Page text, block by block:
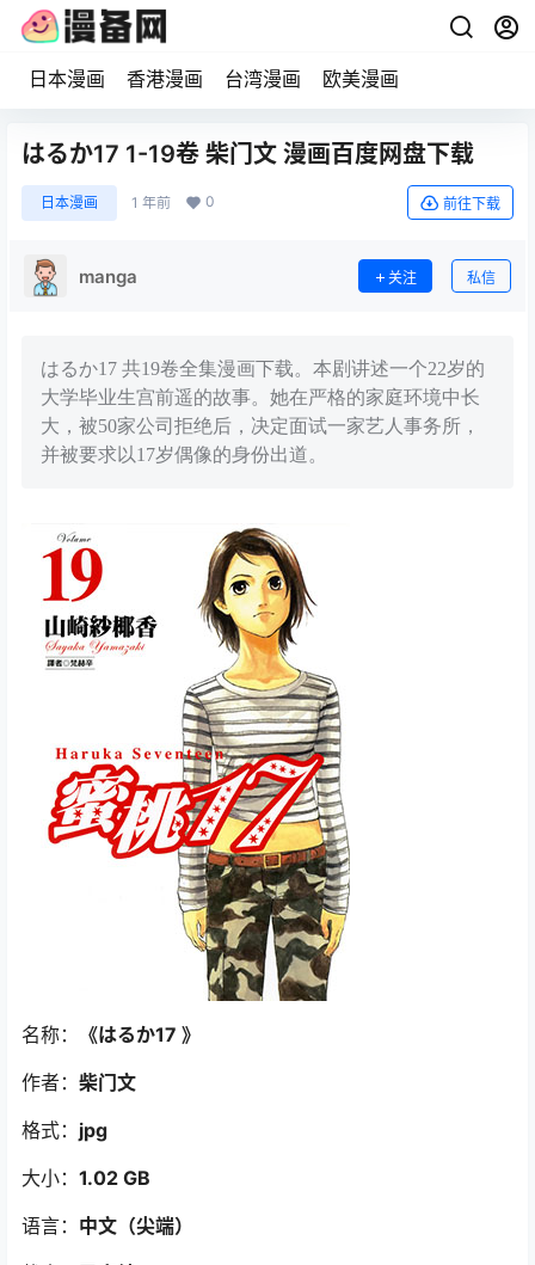
日本漫画 香港漫画 台湾漫画 欧美漫画
はるか17 1-19卷 柴门文 漫画百度网盘下载
日本漫画 1 年前 0 前往下载
manga 关注 私信
はるか17 共19卷全集漫画下载。本剧讲述一个22岁的
大学毕业生宫前遥的故事。她在严格的家庭环境中长
大，被50家公司拒绝后，决定面试一家艺人事务所，
并被要求以17岁偶像的身份出道。
名称：
《はるか17 》
作者： 柴门文
格式： jpg
大小： 1.02 GB
语言： 中文（尖端）